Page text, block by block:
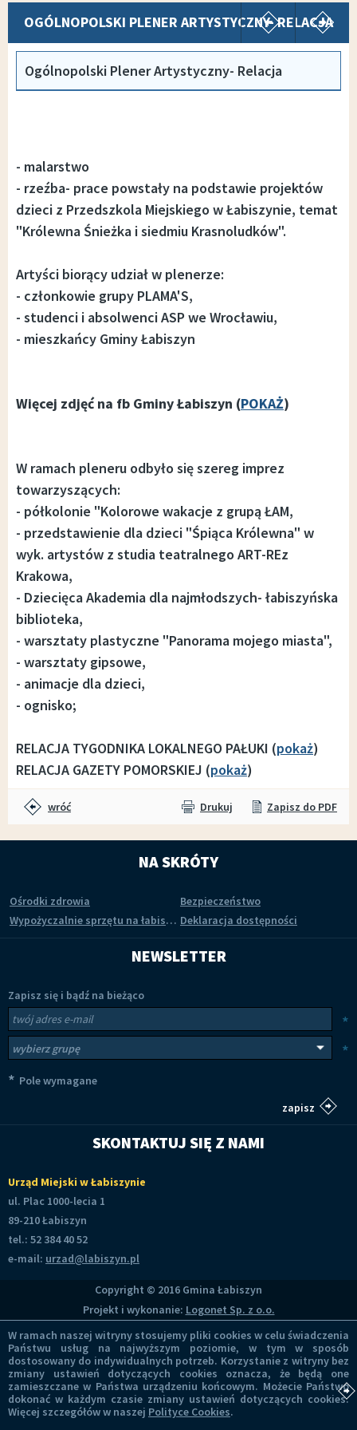
OGÓLNOPOLSKI PLENER ARTYSTYCZNY- RELACJA
pokaż
Ogólnopolski Plener Artystyczny- Relacja
- malarstwo
- rzeźba- prace powstały na podstawie projektów
dzieci z Przedszkola Miejskiego w Łabiszynie, temat
"Królewna Śnieżka i siedmiu Krasnoludków".
Artyści biorący udział w plenerze:
- członkowie grupy PLAMA'S,
- studenci i absolwenci ASP we Wrocławiu,
- mieszkańcy Gminy Łabiszyn
Więcej zdjęć na fb Gminy Łabiszyn (POKAŻ)
W ramach pleneru odbyło się szereg imprez
towarzyszących:
- półkolonie "Kolorowe wakacje z grupą ŁAM,
- przedstawienie dla dzieci "Śpiąca Królewna" w
wyk. artystów z studia teatralnego ART-REz
Krakowa,
- Dziecięca Akademia dla najmłodszych- łabiszyńska
biblioteka,
- warsztaty plastyczne "Panorama mojego miasta",
- warsztaty gipsowe,
- animacje dla dzieci,
- ognisko;
RELACJA TYGODNIKA LOKALNEGO PAŁUKI (pokaż)
RELACJA GAZETY POMORSKIEJ (pokaż)
wróć Drukuj Zapisz do PDF
NA SKRÓTY
Ośrodki zdrowia
Bezpieczeństwo
Wypożyczalnie sprzętu na łabiszyńskiej wyspie Deklaracja dostępności
NEWSLETTER
Zapisz się i bądź na bieżąco
Newsletter
*
*
* Pole wymagane
SKONTAKTUJ SIĘ Z NAMI
Urząd Miejski w Łabiszynie
ul. Plac 1000-lecia 1
89-210 Łabiszyn
tel.: 52 384 40 52
e-mail: urzad@labiszyn.pl
Copyright © 2016 Gmina Łabiszyn
Projekt i wykonanie: Logonet Sp. z o.o.
W ramach naszej witryny stosujemy pliki cookies w celu świadczenia
Państwu usług na najwyższym poziomie, w tym w sposób
dostosowany do indywidualnych potrzeb. Korzystanie z witryny bez
zmiany ustawień dotyczących cookies oznacza, że będą one
zamieszczane w Państwa urządzeniu końcowym. Możecie Państwo
dokonać w każdym czasie zmiany ustawień dotyczących cookies.
Więcej szczegółów w naszej Polityce Cookies.